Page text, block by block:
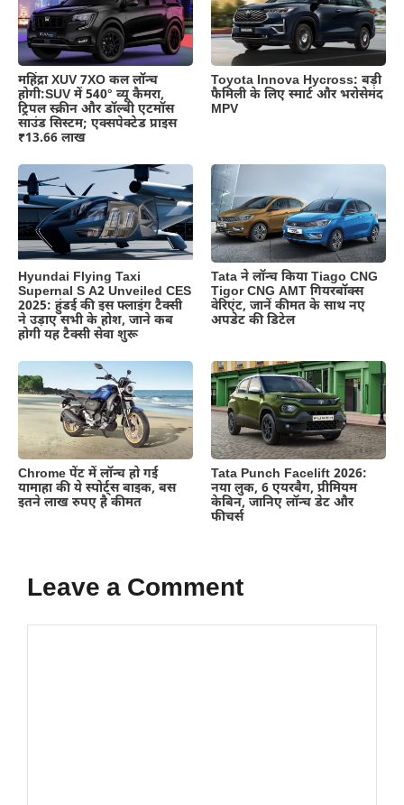
महिंद्रा XUV 7XO कल लॉन्च
होगी:SUV में 540° व्यू कैमरा,
ट्रिपल स्क्रीन और डॉल्बी एटमॉस
साउंड सिस्टम; एक्सपेक्टेड प्राइस
₹13.66 लाख
Toyota Innova Hycross: बड़ी
फैमिली के लिए स्मार्ट और भरोसेमंद
MPV
Hyundai Flying Taxi
Supernal S A2 Unveiled CES
2025: हुंडई की इस फ्लाइंग टैक्सी
ने उड़ाए सभी के होश, जाने कब
होगी यह टैक्सी सेवा शुरू
Tata ने लॉन्च किया Tiago CNG
Tigor CNG AMT गियरबॉक्स
वेरिएंट, जानें कीमत के साथ नए
अपडेट की डिटेल
Chrome पेंट में लॉन्च हो गई
यामाहा की ये स्पोर्ट्स बाइक, बस
इतने लाख रुपए है कीमत
Tata Punch Facelift 2026:
नया लुक, 6 एयरबैग, प्रीमियम
केबिन, जानिए लॉन्च डेट और
फीचर्स
Leave a Comment